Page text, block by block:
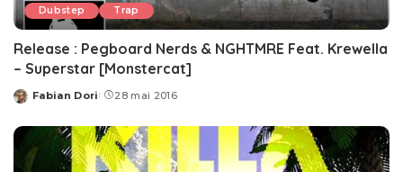
Dubstep Trap
Release : Pegboard Nerds & NGHTMRE Feat. Krewella
– Superstar [Monstercat]
Posted
Fabian Dori 28 mai 2016